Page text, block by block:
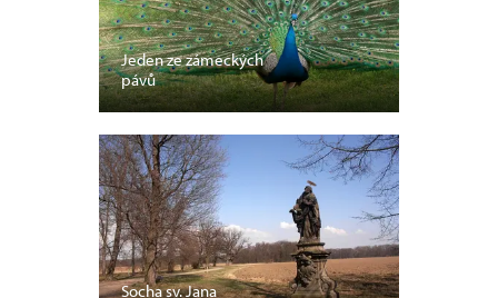
Jeden ze zámeckých
pávů
Socha sv. Jana